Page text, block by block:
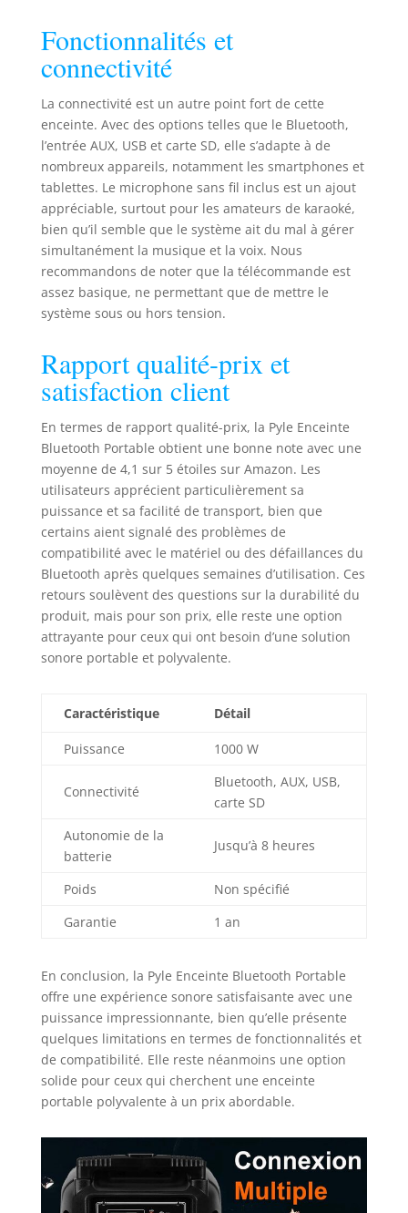
l'audio tel qu'il est
micro externe
inclus, ce qui est
parfait pour les
répétitions ou les
séances de chant.
Il dispose
également de
commandes
d'écho, de basses
et d'aigus pour des
sons de DJ.
SUPPORT USB /
Bluetooth
puissante est
également équipé
d'un lecteur de
mémoire USB Flash
Drive / Lecteur de
carte SD et d'un
câble d'entrée AUX
3,5 mm pour
connecter des
appareils externes.
Compatible avec la
lecture de fichiers
audio numériques
MP3 BATTERIE
RECHARGEABLE :
alimenté par
boîte a une
rechargeable
intégrée qui le
portable. Il dispose
support de
de 3,5 mm pour un
usage personnel
ou commercial.
Fonctionnalités et
connectivité
La connectivité est un autre point fort de cette
enceinte. Avec des options telles que le Bluetooth,
l’entrée AUX, USB et carte SD, elle s’adapte à de
nombreux appareils, notamment les smartphones et
tablettes. Le microphone sans fil inclus est un ajout
appréciable, surtout pour les amateurs de karaoké,
bien qu’il semble que le système ait du mal à gérer
simultanément la musique et la voix. Nous
recommandons de noter que la télécommande est
assez basique, ne permettant que de mettre le
système sous ou hors tension.
Rapport qualité-prix et
satisfaction client
En termes de rapport qualité-prix, la Pyle Enceinte
Bluetooth Portable obtient une bonne note avec une
moyenne de 4,1 sur 5 étoiles sur Amazon. Les
utilisateurs apprécient particulièrement sa
puissance et sa facilité de transport, bien que
certains aient signalé des problèmes de
compatibilité avec le matériel ou des défaillances du
Bluetooth après quelques semaines d’utilisation. Ces
retours soulèvent des questions sur la durabilité du
produit, mais pour son prix, elle reste une option
attrayante pour ceux qui ont besoin d’une solution
sonore portable et polyvalente.
Caractéristique Détail
Puissance 1000 W
Connectivité
Bluetooth, AUX, USB,
carte SD
Autonomie de la
batterie
Jusqu’à 8 heures
Poids
Non spécifié
Garantie
1 an
En conclusion, la Pyle Enceinte Bluetooth Portable
offre une expérience sonore satisfaisante avec une
puissance impressionnante, bien qu’elle présente
quelques limitations en termes de fonctionnalités et
de compatibilité. Elle reste néanmoins une option
solide pour ceux qui cherchent une enceinte
portable polyvalente à un prix abordable.